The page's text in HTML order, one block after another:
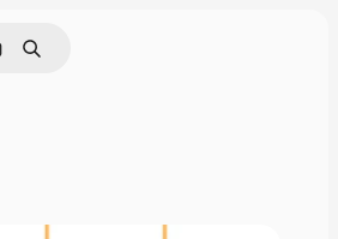
по изображению
Поиск